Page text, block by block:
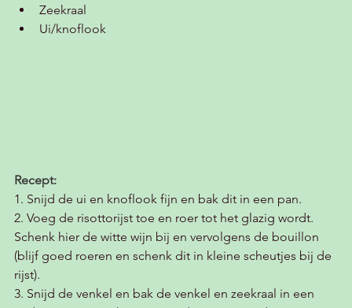
Zeekraal
Ui/knoflook
Recept:
1. Snijd de ui en knoflook fijn en bak dit in een pan.
2. Voeg de risottorijst toe en roer tot het glazig wordt.
Schenk hier de witte wijn bij en vervolgens de bouillon
(blijf goed roeren en schenk dit in kleine scheutjes bij de
rijst).
3. Snijd de venkel en bak de venkel en zeekraal in een